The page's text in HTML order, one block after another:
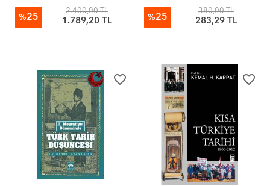
%25
2.400,00 TL
1.789,20 TL
Başlangıç
%25
380,00 TL
283,29 TL
favorite_border favorite_border